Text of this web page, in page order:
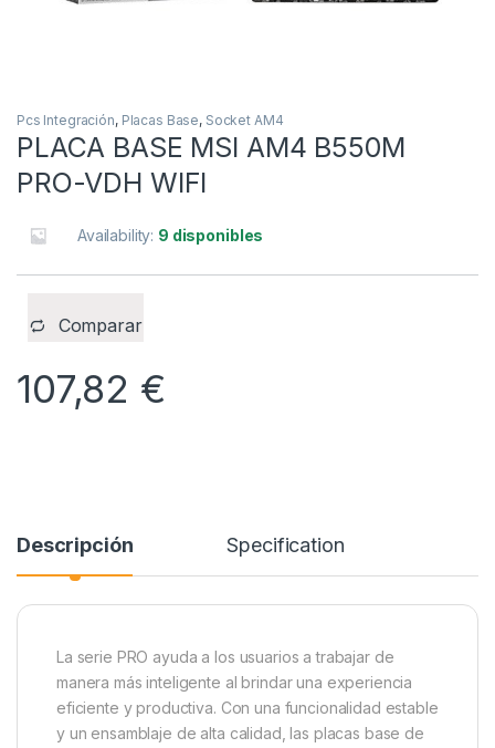
Pcs Integración, Placas Base, Socket AM4
PLACA BASE MSI AM4 B550M
PRO-VDH WIFI
Availability: 9 disponibles
Comparar
107,82 €
Descripción Specification
La serie PRO ayuda a los usuarios a trabajar de
manera más inteligente al brindar una experiencia
eficiente y productiva. Con una funcionalidad estable
y un ensamblaje de alta calidad, las placas base de